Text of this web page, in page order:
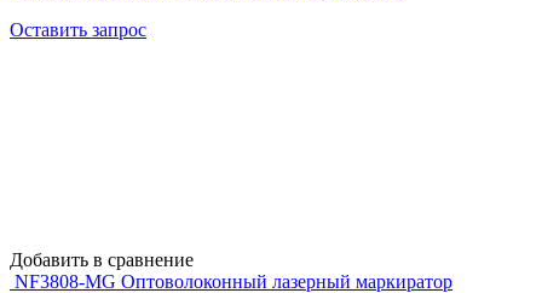
Оставить запрос
Добавить в сравнение
NF3808-MG Оптоволоконный лазерный маркиратор